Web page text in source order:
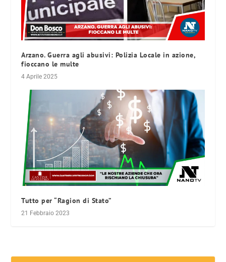
Arzano. Guerra agli abusivi: Polizia Locale in azione,
fioccano le multe
4 Aprile 2025
Tutto per “Ragion di Stato”
21 Febbraio 2023